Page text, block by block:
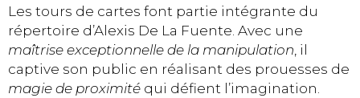
Les tours de cartes font partie intégrante du
répertoire d’Alexis De La Fuente. Avec une
maîtrise exceptionnelle de la manipulation , il
captive son public en réalisant des prouesses de
magie de proximité qui défient l’imagination.